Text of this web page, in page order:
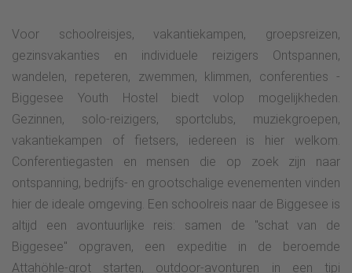
Voor schoolreisjes, vakantiekampen, groepsreizen,
gezinsvakanties en individuele reizigers Ontspannen,
wandelen, repeteren, zwemmen, klimmen, conferenties -
Biggesee Youth Hostel biedt volop mogelijkheden.
Gezinnen, solo-reizigers, sportclubs, muziekgroepen,
vakantiekampen of fietsers, iedereen is hier welkom.
Conferentiegasten en mensen die op zoek zijn naar
ontspanning, bedrijfs- en grootschalige evenementen vinden
hier de ideale omgeving. Een schoolreis naar de Biggesee is
altijd een avontuurlijke reis: samen de "schat van de
Biggesee" opgraven, een expeditie in de beroemde
Attahöhle-grot starten, outdoor-avonturen in een tipi